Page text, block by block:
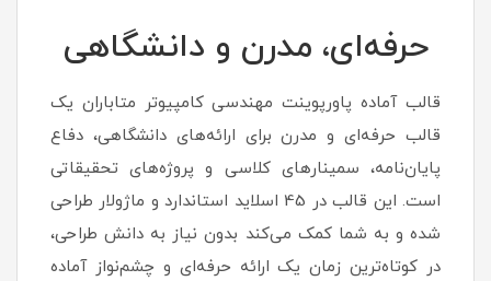
حرفه‌ای، مدرن و دانشگاهی
قالب آماده پاورپوینت مهندسی کامپیوتر متاباران یک
قالب حرفه‌ای و مدرن برای ارائه‌های دانشگاهی، دفاع
پایان‌نامه، سمینارهای کلاسی و پروژه‌های تحقیقاتی
است. این قالب در 45 اسلاید استاندارد و ماژولار طراحی
شده و به شما کمک می‌کند بدون نیاز به دانش طراحی،
در کوتاه‌ترین زمان یک ارائه حرفه‌ای و چشم‌نواز آماده